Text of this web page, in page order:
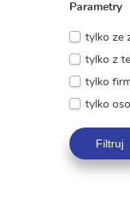
Parametry
tylko ze
tylko z
tylko
tylko
Filtruj